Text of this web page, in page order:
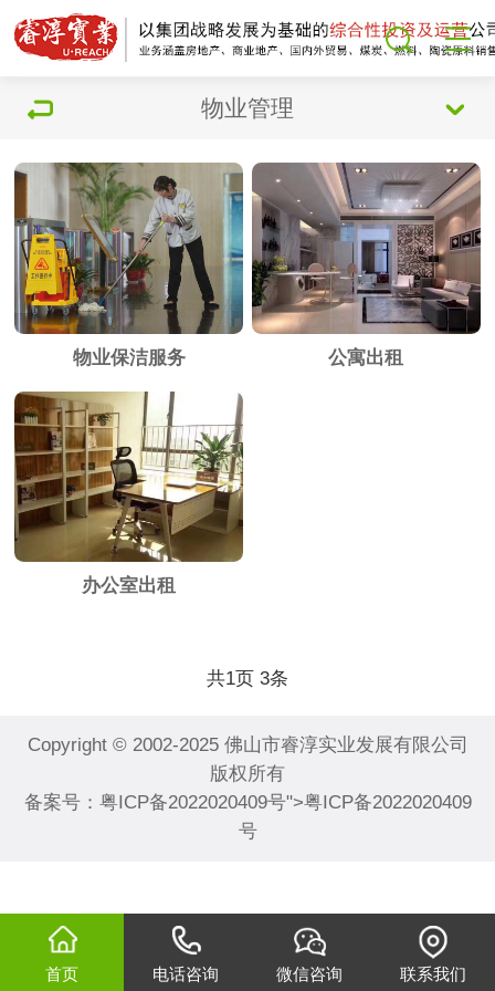
物业管理
物业保洁服务 公寓出租
办公室出租
共1页 3条
Copyright © 2002-2025 佛山市睿淳实业发展有限公司
版权所有
备案号： 粤ICP备2022020409号">粤ICP备2022020409
号
首页 电话咨询 微信咨询 联系我们